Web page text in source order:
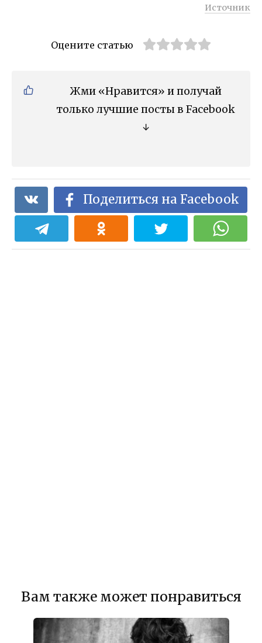
Источник
Оцените статью
Жми «Нравится» и получай
только лучшие посты в Facebook
↓
Поделиться на Facebook
Вам также может понравиться